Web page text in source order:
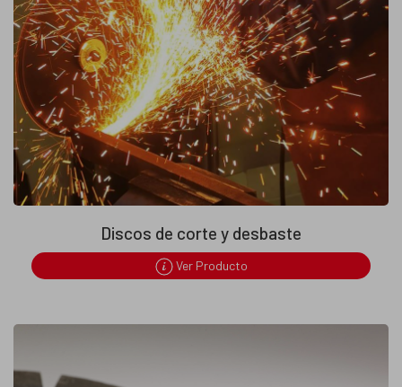
Discos de corte y desbaste
Ver Producto